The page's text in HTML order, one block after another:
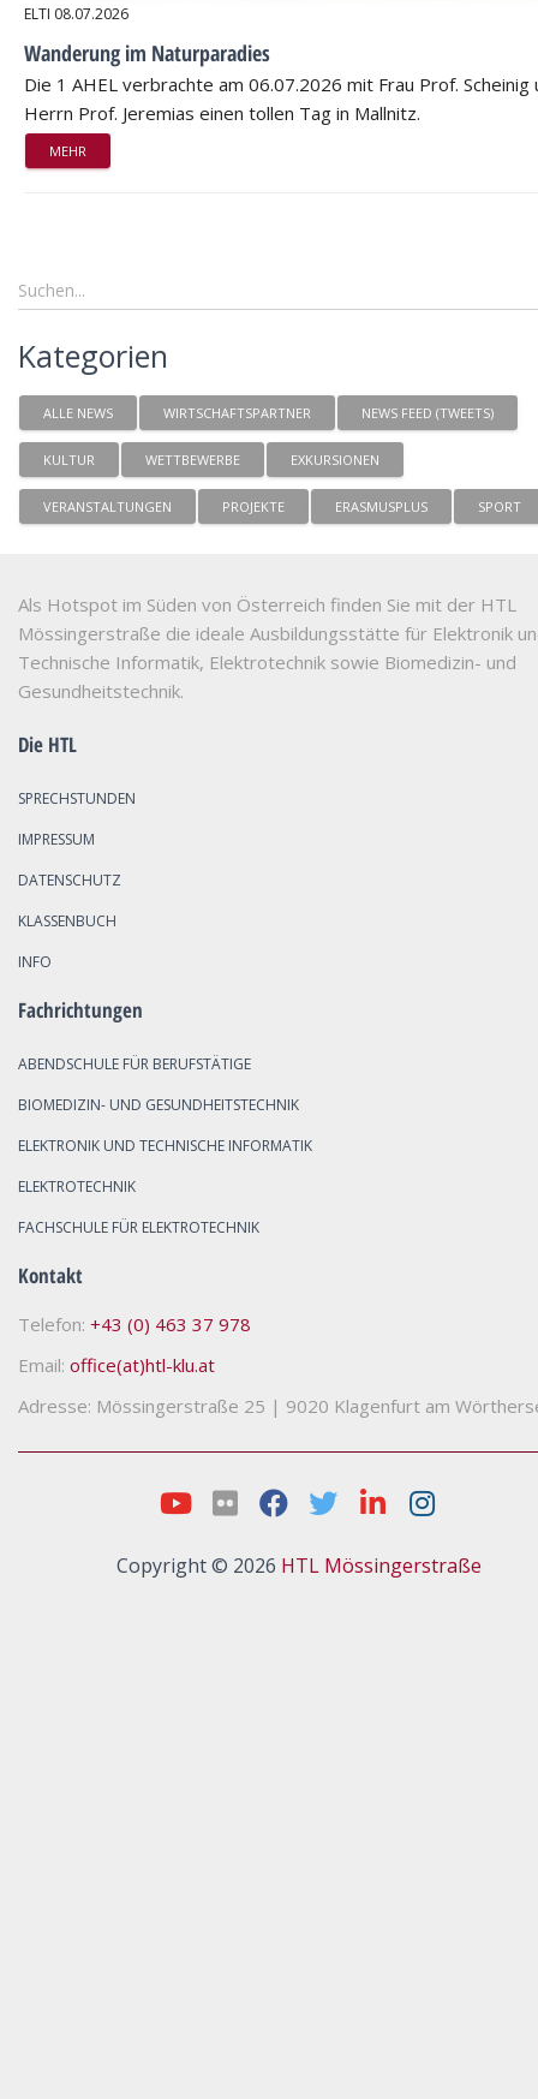
ELTI 08.07.2026
Wanderung im Naturparadies
Die 1 AHEL verbrachte am 06.07.2026 mit Frau Prof. Scheinig
Herrn Prof. Jeremias einen tollen Tag in Mallnitz.
MEHR
Kategorien
ALLE NEWS WIRTSCHAFTSPARTNER NEWS FEED (TWEETS)
KULTUR WETTBEWERBE EXKURSIONEN
VERANSTALTUNGEN PROJEKTE ERASMUSPLUS SPORT
Als Hotspot im Süden von Österreich finden Sie mit der HTL
Mössingerstraße die ideale Ausbildungsstätte für Elektronik
Technische Informatik, Elektrotechnik sowie Biomedizin- und
Gesundheitstechnik.
Die HTL
SPRECHSTUNDEN
IMPRESSUM
DATENSCHUTZ
KLASSENBUCH
INFO
Fachrichtungen
ABENDSCHULE FÜR BERUFSTÄTIGE
BIOMEDIZIN- UND GESUNDHEITSTECHNIK
ELEKTRONIK UND TECHNISCHE INFORMATIK
ELEKTROTECHNIK
FACHSCHULE FÜR ELEKTROTECHNIK
Kontakt
Telefon: +43 (0) 463 37 978
Email: office(at)htl-klu.at
Adresse: Mössingerstraße 25 | 9020 Klagenfurt am
Copyright © 2026 HTL Mössingerstraße